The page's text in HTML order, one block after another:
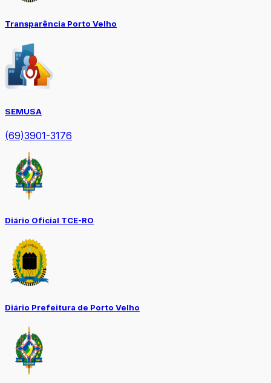
Transparência Porto Velho
SEMUSA
(69)3901-3176
Diário Oficial TCE-RO
Diário Prefeitura de Porto Velho